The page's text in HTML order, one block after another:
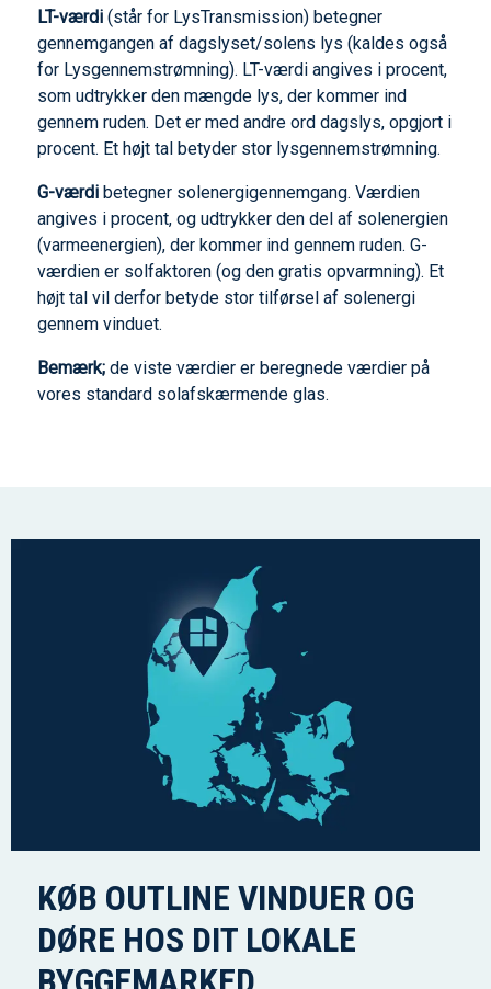
LT-værdi (står for LysTransmission) betegner
gennemgangen af dagslyset/solens lys (kaldes også
for Lysgennemstrømning). LT-værdi angives i procent,
som udtrykker den mængde lys, der kommer ind
gennem ruden. Det er med andre ord dagslys, opgjort i
procent. Et højt tal betyder stor lysgennemstrømning.
G-værdi betegner solenergigennemgang. Værdien
angives i procent, og udtrykker den del af solenergien
(varmeenergien), der kommer ind gennem ruden. G-
værdien er solfaktoren (og den gratis opvarmning). Et
højt tal vil derfor betyde stor tilførsel af solenergi
gennem vinduet.
Bemærk; de viste værdier er beregnede værdier på
vores standard solafskærmende glas.
KØB OUTLINE VINDUER OG
DØRE HOS DIT LOKALE